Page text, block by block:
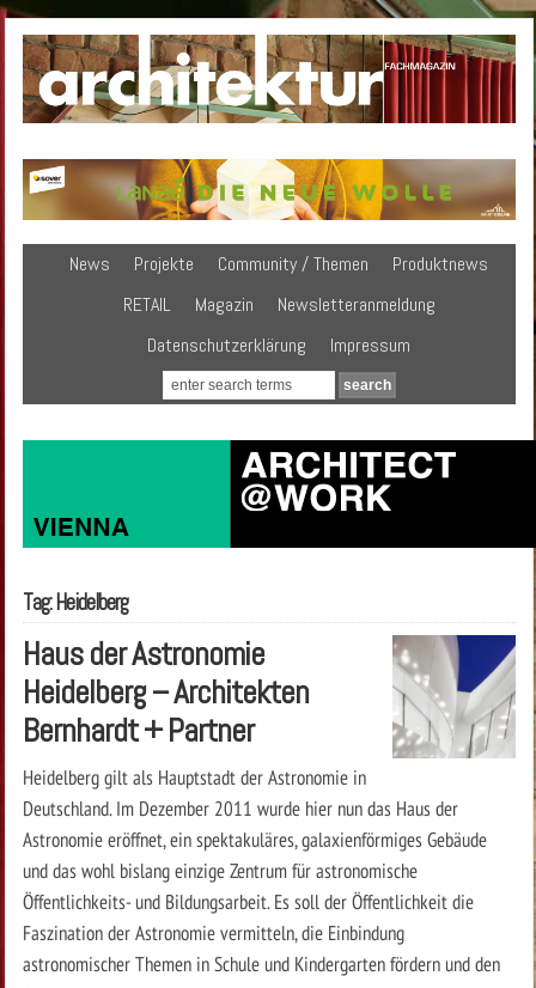
News Projekte Community / Themen
Produktnews
RETAIL
Magazin
Newsletteranmeldung
Datenschutzerklärung
Impressum
Tag: Heidelberg
Haus der Astronomie
Heidelberg – Architekten
Bernhardt + Partner
Heidelberg gilt als Hauptstadt der Astronomie in
Deutschland. Im Dezember 2011 wurde hier nun das Haus der
Astronomie eröffnet, ein spektakuläres, galaxienförmiges Gebäude
und das wohl bislang einzige Zentrum für astronomische
Öffentlichkeits- und Bildungsarbeit. Es soll der Öffentlichkeit die
Faszination der Astronomie vermitteln, die Einbindung
astronomischer Themen in Schule und Kindergarten fördern und den